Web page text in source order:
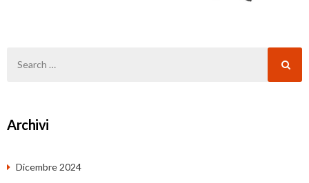
Archivi
Dicembre 2024